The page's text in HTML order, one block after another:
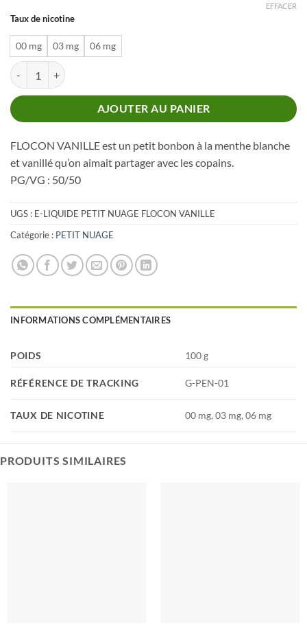
Taux de nicotine
00 mg 03 mg 06 mg
EFFACER
quantité de PETIT NUAGE FLOCON VANILLE 60 ML
AJOUTER AU PANIER
FLOCON VANILLE est un petit bonbon à la menthe blanche
et vanillé qu’on aimait partager avec les copains.
PG/VG : 50/50
UGS : E-LIQUIDE PETIT NUAGE FLOCON VANILLE
Catégorie : PETIT NUAGE
INFORMATIONS COMPLÉMENTAIRES
POIDS 100 g
RÉFÉRENCE DE TRACKING G-PEN-01
TAUX DE NICOTINE 00 mg, 03 mg, 06 mg
PRODUITS SIMILAIRES